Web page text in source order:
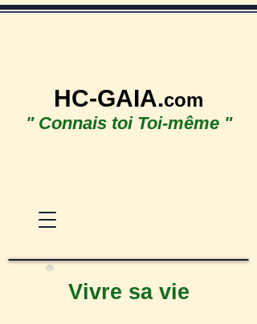
HC-GAIA.com
" Connais toi Toi-même "
Vivre sa vie